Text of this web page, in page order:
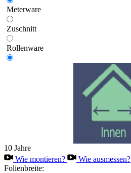
Meterware
Zuschnitt
Rollenware
10 Jahre
Wie montieren?
Wie ausmessen?
Folienbreite: